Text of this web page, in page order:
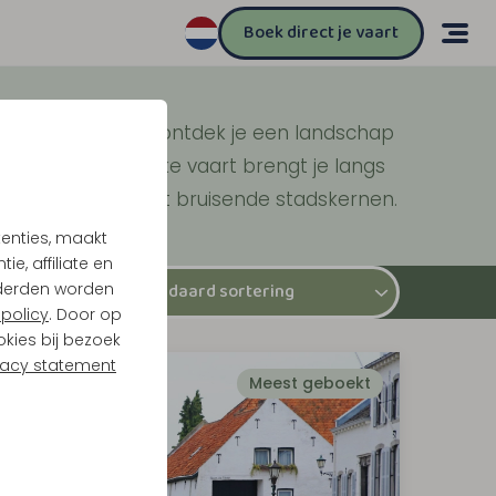
maakt
affiliate en
worden
. Door op
bij bezoek
statement
Boek direct je vaart
en Roermond ontdek je een landschap
oevers. Elke vaart brengt je langs
stille plassen tot bruisende stadskernen.
Meest geboekt